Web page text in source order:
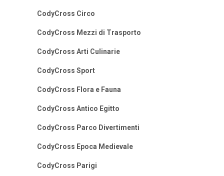
CodyCross Circo
CodyCross Mezzi di Trasporto
CodyCross Arti Culinarie
CodyCross Sport
CodyCross Flora e Fauna
CodyCross Antico Egitto
CodyCross Parco Divertimenti
CodyCross Epoca Medievale
CodyCross Parigi